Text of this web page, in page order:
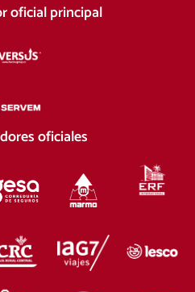
oficial principal
oficiales